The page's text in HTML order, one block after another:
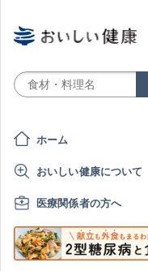
ホーム
おいしい健康について
医療関係者の方へ